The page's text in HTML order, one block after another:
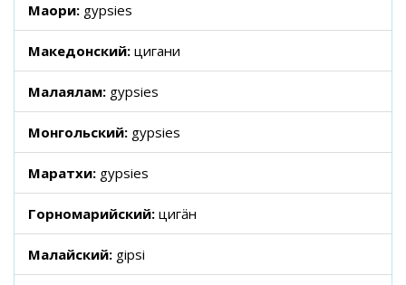
Маори: gypsies
Македонский: цигани
Малаялам: gypsies
Монгольский: gypsies
Маратхи: gypsies
Горномарийский: цигӓн
Малайский: gipsi